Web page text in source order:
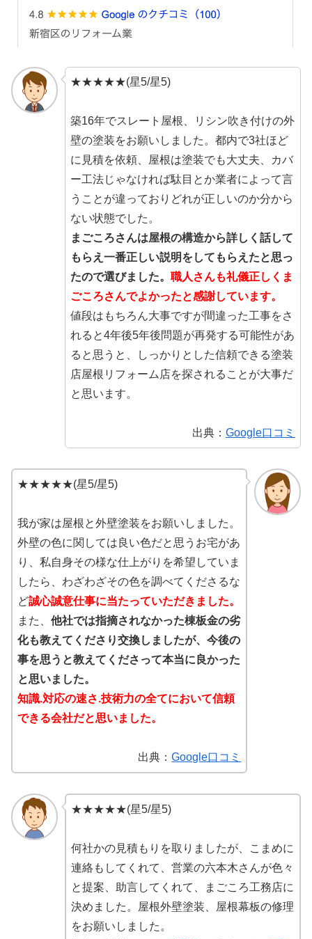
★★★★★(星5/星5)
築16年でスレート屋根、リシン吹き付けの外
壁の塗装をお願いしました。都内で3社ほど
に見積を依頼、屋根は塗装でも大丈夫、カバ
ー工法じゃなければ駄目とか業者によって言
うことが違っておりどれが正しいのか分から
ない状態でした。
まごころさんは屋根の構造から詳しく話して
もらえ一番正しい説明をしてもらえたと思っ
たので選びました。 職人さんも礼儀正しくま
ごころさんでよかったと感謝しています。
値段はもちろん大事ですが間違った工事をさ
れると4年後5年後問題が再発する可能性があ
ると思うと、しっかりとした信頼できる塗装
店屋根リフォーム店を探されることが大事だ
と思います。
出典： Google口コミ
★★★★★(星5/星5)
我が家は屋根と外壁塗装をお願いしました。
外壁の色に関しては良い色だと思うお宅があ
り、私自身その様な仕上がりを希望していま
したら、わざわざその色を調べてくださるな
ど誠心誠意仕事に当たっていただきました。
また、 他社では指摘されなかった棟板金の劣
化も教えてくださり交換しましたが、今後の
事を思うと教えてくださって本当に良かった
と思いました。
知識.対応の速さ.技術力の全てにおいて信頼
できる会社だと思いました。
出典：Google口コミ
★★★★★(星5/星5)
何社かの見積もりを取りましたが、こまめに
連絡もしてくれて、営業の六本木さんが色々
と提案、助言してくれて、まごころ工務店に
決めました。屋根外壁塗装、屋根幕板の修理
をお願いしました。